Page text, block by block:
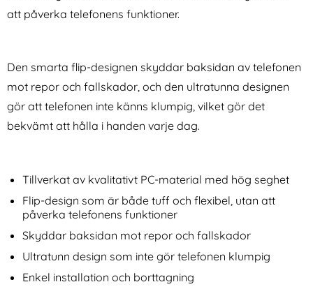
Rosa Blommor
Fodral Matt Läder Svart
Art. nr 230063
rea pris
111 krtidigare pris
111 kr
Tillgänglighet:
I lager
Köp KHAZNEH iPhone 16 Pro Fodral Matt Läder Svart
Svart
Art. nr 240539
rea pris
99 krtidigare pris
99 kr
Tillgänglighet:
I lager
Köp
iPhone Air Skal
att påverka telefonens funktioner.
Den smarta flip-designen skyddar baksidan av telefonen
mot repor och fallskador, och den ultratunna designen
gör att telefonen inte känns klumpig, vilket gör det
bekvämt att hålla i handen varje dag.
Tillverkat av kvalitativt PC-material med hög seghet
Flip-design som är både tuff och flexibel, utan att
påverka telefonens funktioner
Skyddar baksidan mot repor och fallskador
Ultratunn design som inte gör telefonen klumpig
Enkel installation och borttagning